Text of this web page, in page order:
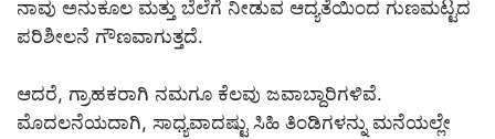
ನಾವು ಅನುಕೂಲ ಮತ್ತು ಬೆಲೆಗೆ ನೀಡುವ ಆದ್ಯತೆಯಿಂದ ಗುಣಮಟ್ಟದ
ಪರಿಶೀಲನೆ ಗೌಣವಾಗುತ್ತದೆ.
ಆದರೆ, ಗ್ರಾಹಕರಾಗಿ ನಮಗೂ ಕೆಲವು ಜವಾಬ್ದಾರಿಗಳಿವೆ.
ಮೊದಲನೆಯದಾಗಿ, ಸಾಧ್ಯವಾದಷ್ಟು ಸಿಹಿ ತಿಂಡಿಗಳನ್ನು ಮನೆಯಲ್ಲೇ